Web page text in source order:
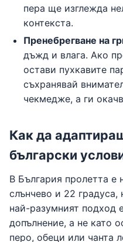
пера ще изглежда
контекста.
Пренебрегване на
дъжд и влага. Ако
остави пухкавите
съхранявай
чекмедже, а ги
Как да
български
В България пролетта
слънчево и 22
най-разумният подход
допълнение, а не като
перо, обеци или чанта